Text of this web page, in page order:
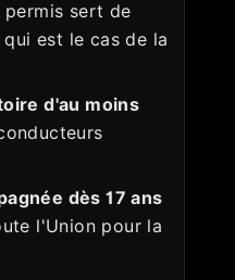
permis sert de
est le cas de la
d'au moins
dès 17 ans
l'Union pour la